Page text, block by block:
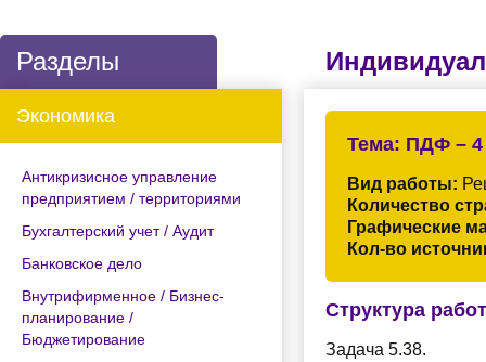
Разделы
Экономика
Антикризисное управление
предприятием / территориями
Бухгалтерский учет / Аудит
Банковское дело
Внутрифирменное / Бизнес-
планирование /
Бюджетирование
Тема: ПДФ – 4
Вид работы:
Количество
Графические
Кол-во
Структура
Задача 5.38.